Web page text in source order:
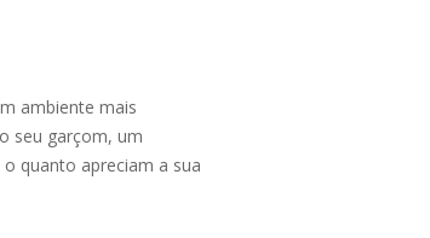
ambiente mais
seu garçom, um
quanto apreciam a sua